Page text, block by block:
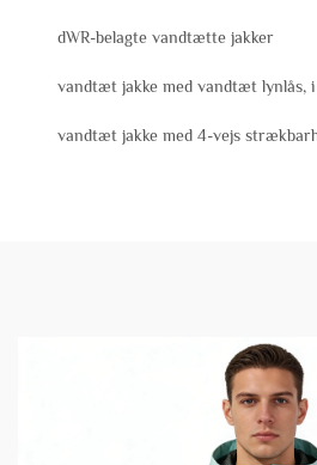
dWR-belagte vandtætte jakker
vandtæt jakke med vandtæt lynlås, i
vandtæt jakke med 4-vejs